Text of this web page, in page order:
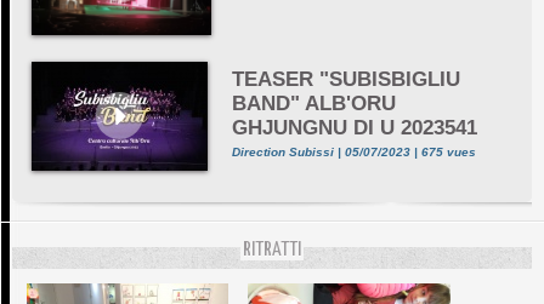
TEASER "SUBISBIGLIU
BAND" ALB'ORU
GHJUNGNU DI U 2023541
Direction Subissi | 05/07/2023 | 675 vues
RITRATTI